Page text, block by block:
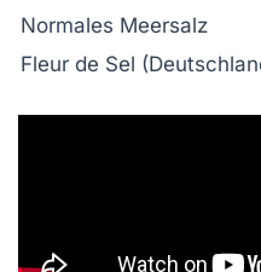
Normales Meersalz
Fleur de Sel